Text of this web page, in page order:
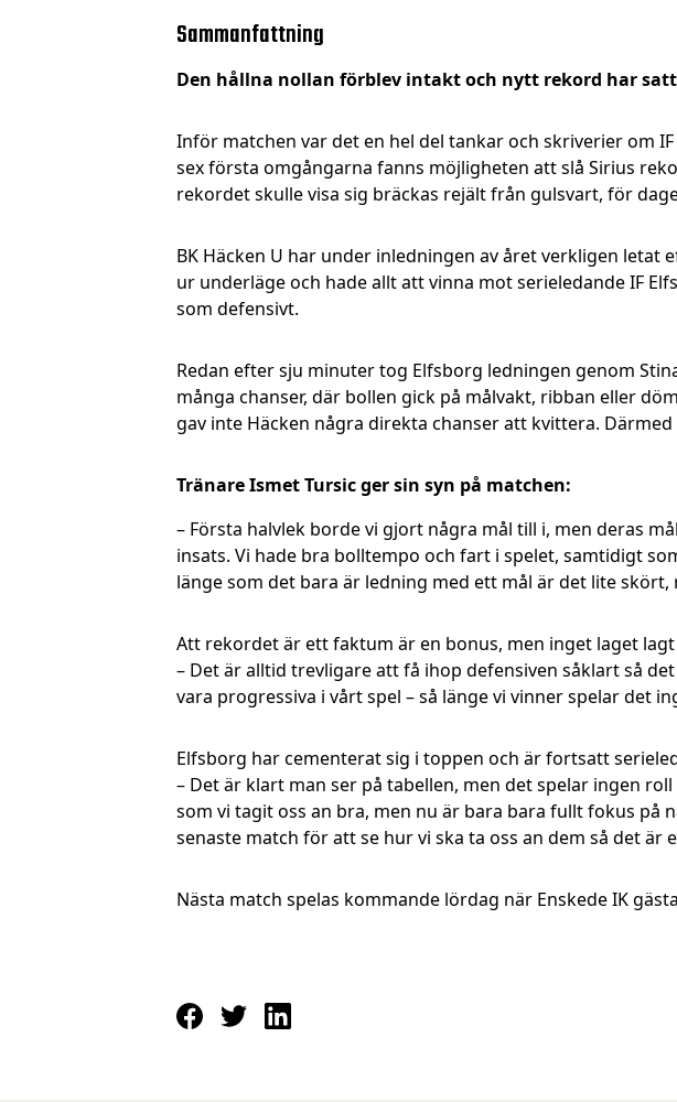
Sammanfattning
Den hållna nollan förblev intakt och nytt rekord har
Inför matchen var det en hel del tankar och skriverier om
sex första omgångarna fanns möjligheten att slå Sirius
rekordet skulle visa sig bräckas rejält från gulsvart, för
BK Häcken U har under inledningen av året verkligen
ur underläge och hade allt att vinna mot serieledande IF
som defensivt.
Redan efter sju minuter tog Elfsborg ledningen genom
många chanser, där bollen gick på målvakt, ribban eller
gav inte Häcken några direkta chanser att kvittera.
Tränare Ismet Tursic ger sin syn på matchen:
– Första halvlek borde vi gjort några mål till i, men deras
insats. Vi hade bra bolltempo och fart i spelet, samtidigt
länge som det bara är ledning med ett mål är det lite skört,
Att rekordet är ett faktum är en bonus, men inget laget
– Det är alltid trevligare att få ihop defensiven såklart så
vara progressiva i vårt spel – så länge vi vinner spelar det
Elfsborg har cementerat sig i toppen och är fortsatt
– Det är klart man ser på tabellen, men det spelar ingen
som vi tagit oss an bra, men nu är bara bara fullt fokus på
senaste match för att se hur vi ska ta oss an dem så det är
Nästa match spelas kommande lördag när Enskede IK